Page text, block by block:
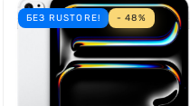
БЕЗ RUSTORE! - 48%